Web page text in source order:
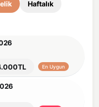
Haftalık
En Uygun